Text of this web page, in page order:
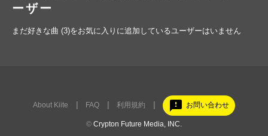
ーザー
まだ好きな曲 (3)をお気に入りに追加しているユーザーはいません
About Kiite FAQ 利用規約 feedback お問い合わせ
© Crypton Future Media, INC.